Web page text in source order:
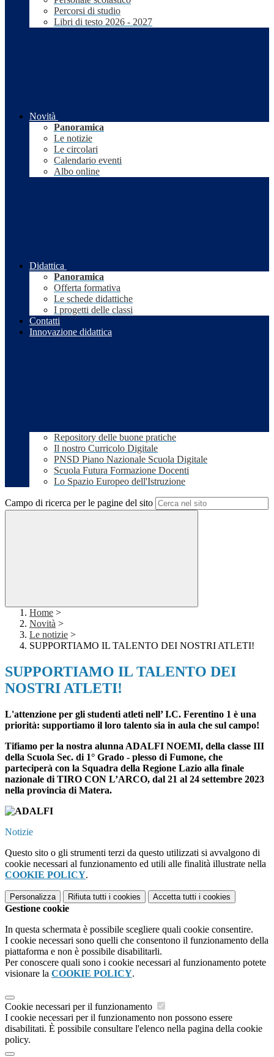
Percorsi di studio
Libri di testo 2026 - 2027
Novità
Panoramica
Le notizie
Le circolari
Calendario eventi
Albo online
Didattica
Panoramica
Offerta formativa
Le schede didattiche
I progetti delle classi
Contatti
Innovazione didattica
Repository delle buone pratiche
Il nostro Curricolo Digitale
PNSD Piano Nazionale Scuola Digitale
Scuola Futura Formazione Docenti
Lo Spazio Europeo dell'Istruzione
Campo di ricerca per le pagine del sito
Home >
Novità >
Le notizie >
SUPPORTIAMO IL TALENTO DEI NOSTRI ATLETI!
SUPPORTIAMO IL TALENTO DEI
NOSTRI ATLETI!
L'attenzione per gli studenti atleti nell’ I.C. Ferentino 1 è una
priorità: supportiamo il loro talento sia in aula che sul campo!
Tifiamo per la nostra alunna ADALFI NOEMI, della classe III
della Scuola Sec. di 1° Grado - plesso di Fumone, che
parteciperà con la Squadra della Regione Lazio alla finale
nazionale di TIRO CON L’ARCO, dal 21 al 24 settembre 2023
nella provincia di Matera.
Notizie
Questo sito o gli strumenti terzi da questo utilizzati si avvalgono di
cookie necessari al funzionamento ed utili alle finalità illustrate nella
COOKIE POLICY.
Personalizza Rifiuta tutti i cookies Accetta tutti i cookies
Gestione cookie
In questa schermata è possibile scegliere quali cookie consentire.
I cookie necessari sono quelli che consentono il funzionamento della
piattaforma e non è possibile disabilitarli.
Per conoscere quali sono i cookie necessari al funzionamento potete
visionare la COOKIE POLICY.
Cookie necessari per il funzionamento
I cookie necessari per il funzionamento non possono essere
disabilitati. È possibile consultare l'elenco nella pagina della cookie
policy.